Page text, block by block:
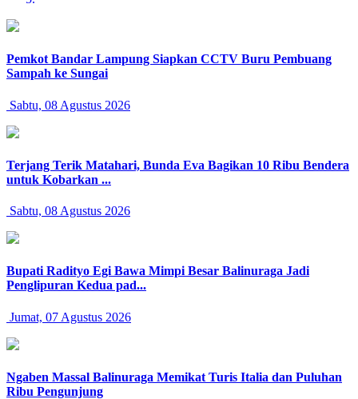
Pemkot Bandar Lampung Siapkan CCTV Buru Pembuang
Sampah ke Sungai
Sabtu, 08 Agustus 2026
Terjang Terik Matahari, Bunda Eva Bagikan 10 Ribu Bendera
untuk Kobarkan ...
Sabtu, 08 Agustus 2026
Bupati Radityo Egi Bawa Mimpi Besar Balinuraga Jadi
Penglipuran Kedua pad...
Jumat, 07 Agustus 2026
Ngaben Massal Balinuraga Memikat Turis Italia dan Puluhan
Ribu Pengunjung